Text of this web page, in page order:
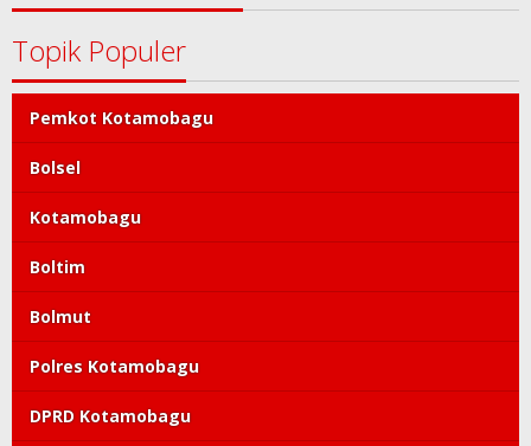
Topik Populer
Pemkot Kotamobagu
Bolsel
Kotamobagu
Boltim
Bolmut
Polres Kotamobagu
DPRD Kotamobagu